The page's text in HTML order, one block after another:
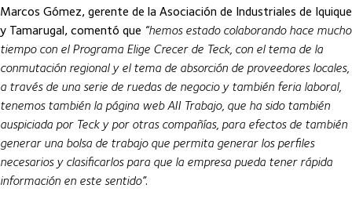
Marcos Gómez, gerente de la Asociación de Industriales de Iquique
y Tamarugal, comentó que “hemos estado colaborando hace mucho
tiempo con el Programa Elige Crecer de Teck, con el tema de la
conmutación regional y el tema de absorción de proveedores locales,
a través de una serie de ruedas de negocio y también feria laboral,
tenemos también la página web AII Trabajo, que ha sido también
auspiciada por Teck y por otras compañías, para efectos de también
generar una bolsa de trabajo que permita generar los perfiles
necesarios y clasificarlos para que la empresa pueda tener rápida
información en este sentido”.